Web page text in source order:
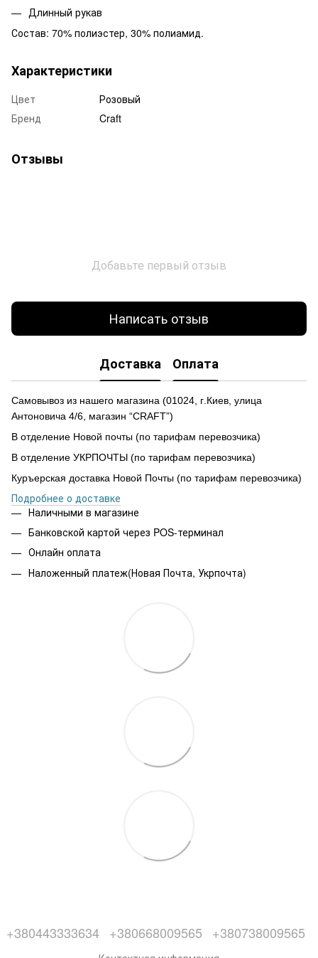
Длинный рукав
Состав: 70% полиэстер, 30% полиамид.
Характеристики
Цвет
Розовый
Бренд
Craft
Отзывы
Добавьте первый отзыв
Написать отзыв
Доставка Оплата
Самовывоз из нашего магазина (01024, г .Киев, улица
Антоновича 4/6, магазин “CRAFT”)
В отделение Новой почты (по тарифам перевозчика)
В отделение УКРПОЧТЫ (по тарифам перевозчика)
Куръерская доставка Новой Почты (по тарифам перевозчика)
Подробнее о доставке
Наличными в магазине
Банковской картой через POS-терминал
Онлайн оплата
Наложенный платеж(Новая Почта, Укрпочта)
+380443333634 +380668009565 +380738009565